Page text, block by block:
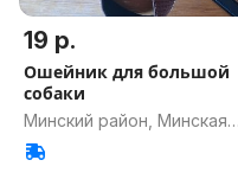
19 р.
Ошейник для большой
собаки
Минский район, Минская
обл.